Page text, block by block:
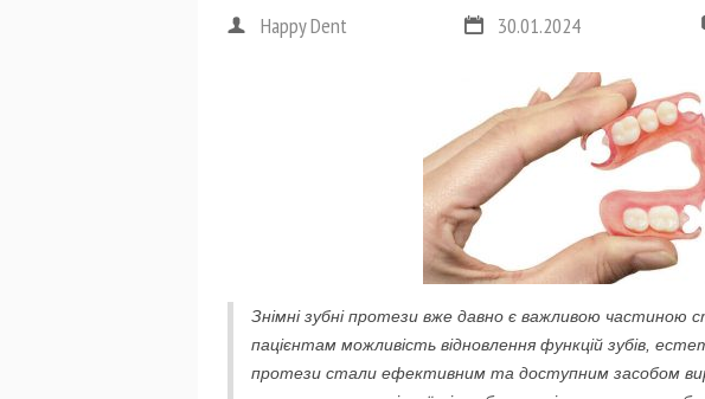
Happy Dent 30.01.2024
Знімні зубні протези вже давно є важливою частиною
пацієнтам можливість відновлення функцій зубів,
протези стали ефективним та доступним засобом